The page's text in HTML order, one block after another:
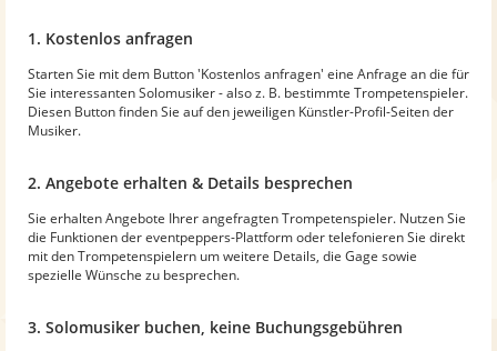
1. Kostenlos anfragen
Starten Sie mit dem Button 'Kostenlos anfragen' eine Anfrage an die für
Sie interessanten Solomusiker - also z. B. bestimmte Trompetenspieler.
Diesen Button finden Sie auf den jeweiligen Künstler-Profil-Seiten der
Musiker.
2. Angebote erhalten & Details besprechen
Sie erhalten Angebote Ihrer angefragten Trompetenspieler. Nutzen Sie
die Funktionen der eventpeppers-Plattform oder telefonieren Sie direkt
mit den Trompetenspielern um weitere Details, die Gage sowie
spezielle Wünsche zu besprechen.
3. Solomusiker buchen, keine Buchungsgebühren